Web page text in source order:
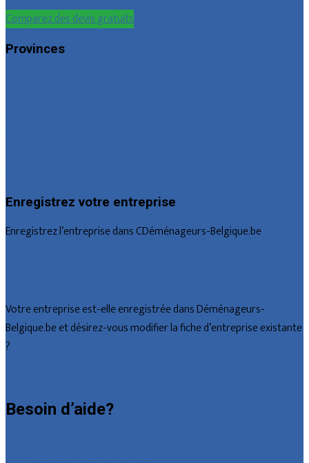
Comparez des devis gratuits
Provinces
Enregistrez votre entreprise
Enregistrez l’entreprise dans CDéménageurs-Belgique.be
Votre entreprise est-elle enregistrée dans Déménageurs-
Belgique.be et désirez-vous modifier la fiche d’entreprise existante
?
Besoin d’aide?